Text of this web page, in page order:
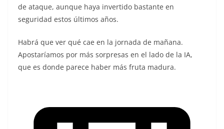
de ataque, aunque haya invertido bastante en
seguridad estos últimos años.
Habrá que ver qué cae en la jornada de mañana.
Apostaríamos por más sorpresas en el lado de la IA,
que es donde parece haber más fruta madura.